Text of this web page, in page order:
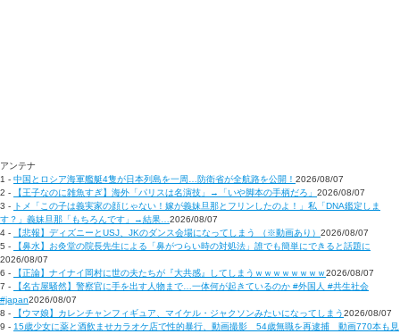
アンテナ
1 - 中国とロシア海軍艦艇4隻が日本列島を一周…防衛省が全航路を公開！ 2026/08/07
2 -
【王子なのに雑魚すぎ】海外「パリスは名演技」→「いや脚本の手柄だろ」 2026/08/07
3 - トメ「この子は義実家の顔じゃない！嫁が義妹旦那とフリンしたのよ！」私「DNA鑑定しま
す？」義妹旦那「もちろんです」→結果…2026/08/07
4 -
【悲報】ディズニーとUSJ、JKのダンス会場になってしまう （※動画あり） 2026/08/07
5 -
【鼻水】お灸堂の院長先生による「鼻がつらい時の対処法」誰でも簡単にできると話題に
2026/08/07
6 -
【正論】ナイナイ岡村に世の夫たちが『大共感』してしまうｗｗｗｗｗｗｗｗ2026/08/07
7 -
【名古屋騒然】警察官に手を出す人物まで…一体何が起きているのか #外国人 #共生社会
#japan2026/08/07
8 -
【ウマ娘】カレンチャンフィギュア、マイケル・ジャクソンみたいになってしまう2026/08/07
9 - 15歳少女に薬と酒飲ませカラオケ店で性的暴行、動画撮影 54歳無職を再逮捕 動画770本も見